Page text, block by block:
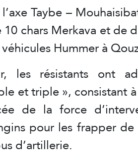
Taybe –
chars Merkava et de
Hummer à
les résistants ont
et triple », consistant
de la force
pour les frapper
d’artillerie.